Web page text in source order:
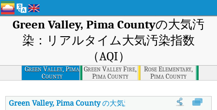
Green Valley, Pima Countyの大気汚
染：リアルタイム大気汚染指数
（AQI）
Green Valley, Pima
County
Green Valley Fire,
Pima County
Rose Elementary,
Pima County
Green Valley, Pima Countyの大気汚染指数 Green Valley, Pima